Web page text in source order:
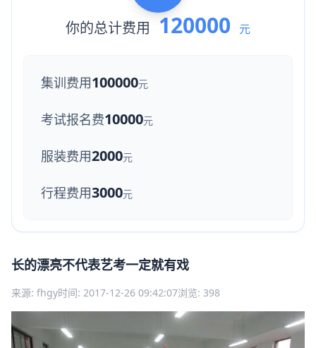
你的总计费用 120000 元
集训费用100000元
考试报名费10000元
服装费用2000元
行程费用3000元
长的漂亮不代表艺考一定就有戏
来源: fhgy时间: 2017-12-26 09:42:07浏览: 398